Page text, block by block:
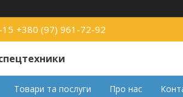
+380 (97) 961-72-92
Товари та послуги Про нас